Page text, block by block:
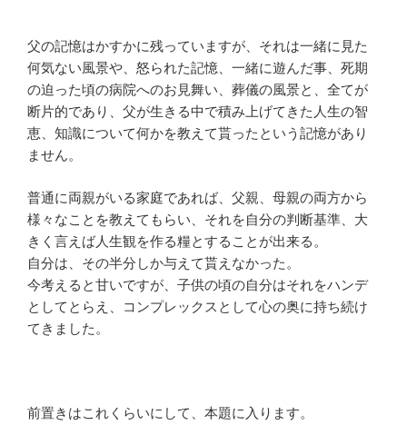
父の記憶はかすかに残っていますが、それは一緒に見た
何気ない風景や、怒られた記憶、一緒に遊んだ事、死期
の迫った頃の病院へのお見舞い、葬儀の風景と、全てが
断片的であり、父が生きる中で積み上げてきた人生の智
恵、知識について何かを教えて貰ったという記憶があり
ません。
普通に両親がいる家庭であれば、父親、母親の両方から
様々なことを教えてもらい、それを自分の判断基準、大
きく言えば人生観を作る糧とすることが出来る。
自分は、その半分しか与えて貰えなかった。
今考えると甘いですが、子供の頃の自分はそれをハンデ
としてとらえ、コンプレックスとして心の奥に持ち続け
てきました。
前置きはこれくらいにして、本題に入ります。